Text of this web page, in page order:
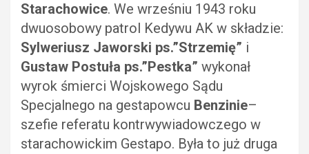
Starachowice. We wrześniu 1943 roku
dwuosobowy patrol Kedywu AK w składzie:
Sylweriusz Jaworski ps.”Strzemię” i
Gustaw Postuła ps.”Pestka” wykonał
wyrok śmierci Wojskowego Sądu
Specjalnego na gestapowcu Benzinie–
szefie referatu kontrwywiadowczego w
starachowickim Gestapo. Była to już druga